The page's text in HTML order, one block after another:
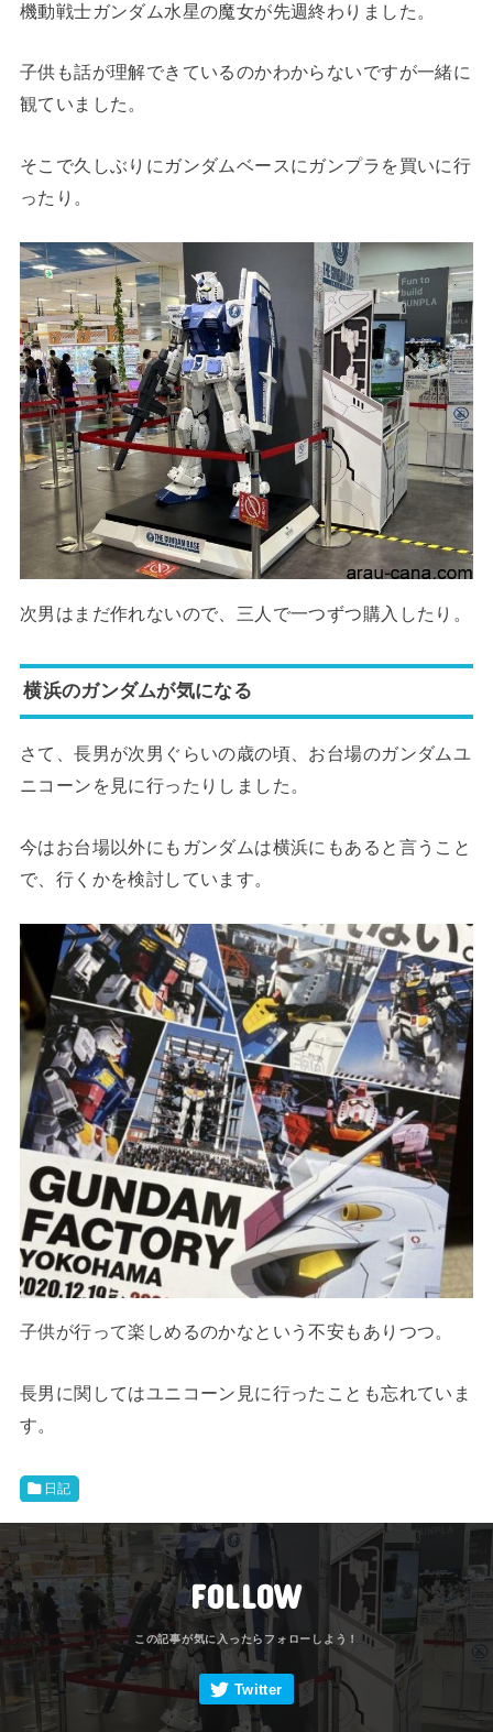
機動戦士ガンダム水星の魔女が先週終わりました。
子供も話が理解できているのかわからないですが一緒に
観ていました。
そこで久しぶりにガンダムベースにガンプラを買いに行
ったり。
次男はまだ作れないので、三人で一つずつ購入したり。
横浜のガンダムが気になる
さて、長男が次男ぐらいの歳の頃、お台場のガンダムユ
ニコーンを見に行ったりしました。
今はお台場以外にもガンダムは横浜にもあると言うこと
で、行くかを検討しています。
子供が行って楽しめるのかなという不安もありつつ。
長男に関してはユニコーン見に行ったことも忘れていま
す。
日記
FOLLOW